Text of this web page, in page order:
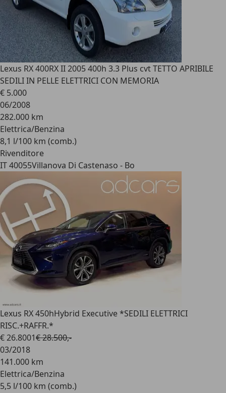
Lexus RX 400RX II 2005 400h 3.3 Plus cvt TETTO APRIBILE
SEDILI IN PELLE ELETTRICI CON MEMORIA
€ 5.000
06/2008
282.000 km
Elettrica/Benzina
8,1 l/100 km (comb.)
Rivenditore
IT 40055Villanova Di Castenaso - Bo
Lexus RX 450hHybrid Executive *SEDILI ELETTRICI
RISC.+RAFFR.*
€ 26.8001€ 28.500,-
03/2018
141.000 km
Elettrica/Benzina
5,5 l/100 km (comb.)